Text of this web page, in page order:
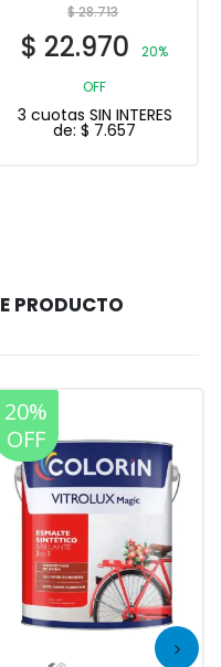
28.713
$22.970
20%
OFF
3 cuotas SIN INTERES
de:$ 7.657
20%
OFF